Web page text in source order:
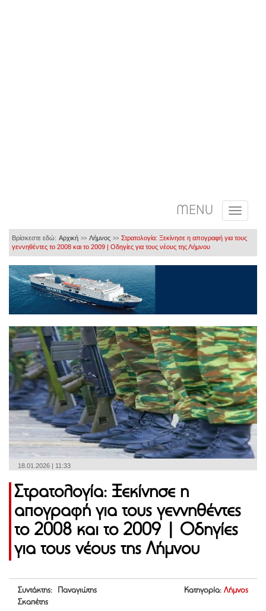
MENU
Βρίσκεστε εδώ: Αρχική >> Λήμνος >> Στρατολογία: Ξεκίνησε η απογραφή για τους
γεννηθέντες το 2008 και το 2009 | Οδηγίες για τους νέους της Λήμνου
18.01.2026 | 11:33
Στρατολογία: Ξεκίνησε η
απογραφή για τους γεννηθέντες
το 2008 και το 2009 | Οδηγίες
για τους νέους της Λήμνου
Συντάκτης: Παναγιώτης
Σκαπέτης
Κατηγορία: Λήμνος